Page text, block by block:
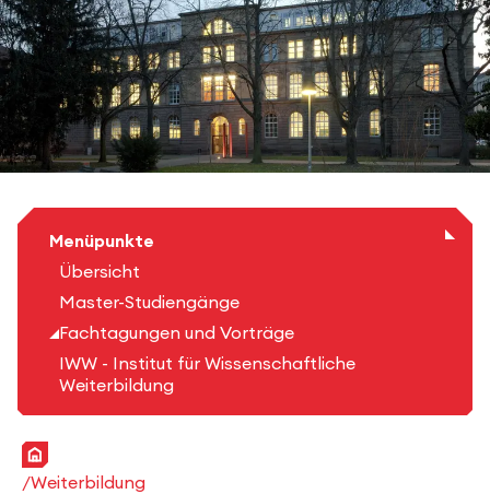
Menüpunkte
Übersicht
Master-Studiengänge
Fachtagungen und Vorträge
IWW - Institut für Wissenschaftliche
Weiterbildung
Startseite
Weiterbildung